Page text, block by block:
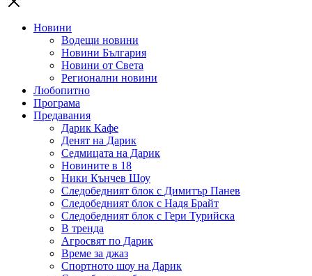
Новини
Водещи новини
Новини България
Новини от Света
Регионални новини
Любопитно
Програма
Предавания
Дарик Кафе
Денят на Дарик
Седмицата на Дарик
Новините в 18
Ники Кънчев Шоу
Следобедният блок с Димитър Панев
Следобедният блок с Надя Брайт
Следобедният блок с Гери Турийска
В тренда
Агросвят по Дарик
Време за джаз
Спортното шоу на Дарик